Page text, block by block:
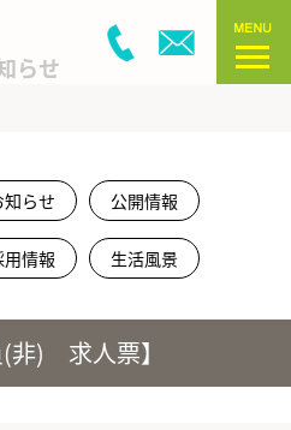
らせ
知らせ 公開情報
用情報 生活風景
非) 求人票】